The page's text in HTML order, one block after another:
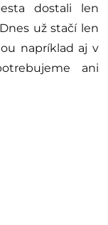
dostali len
už stačí len
napríklad aj v
ani